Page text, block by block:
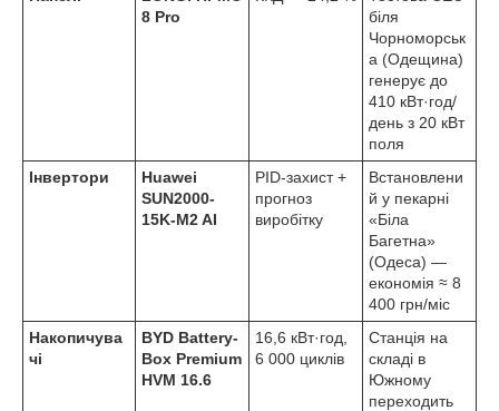
8 Pro
біля
Чорноморськ
а (Одещина)
генерує до
410 кВт·год/
день з 20 кВт
поля
Інвертори
Huawei
SUN2000-
15K-M2 AI
PID-захист +
прогноз
виробітку
Встановлени
й у пекарні
«Біла
Багетна»
(Одеса) —
економія ≈ 8
400 грн/міс
Накопичува
чі
BYD Battery-
Box Premium
HVM 16.6
16,6 кВт·год,
6 000 циклів
Станція на
складі в
Южному
переходить